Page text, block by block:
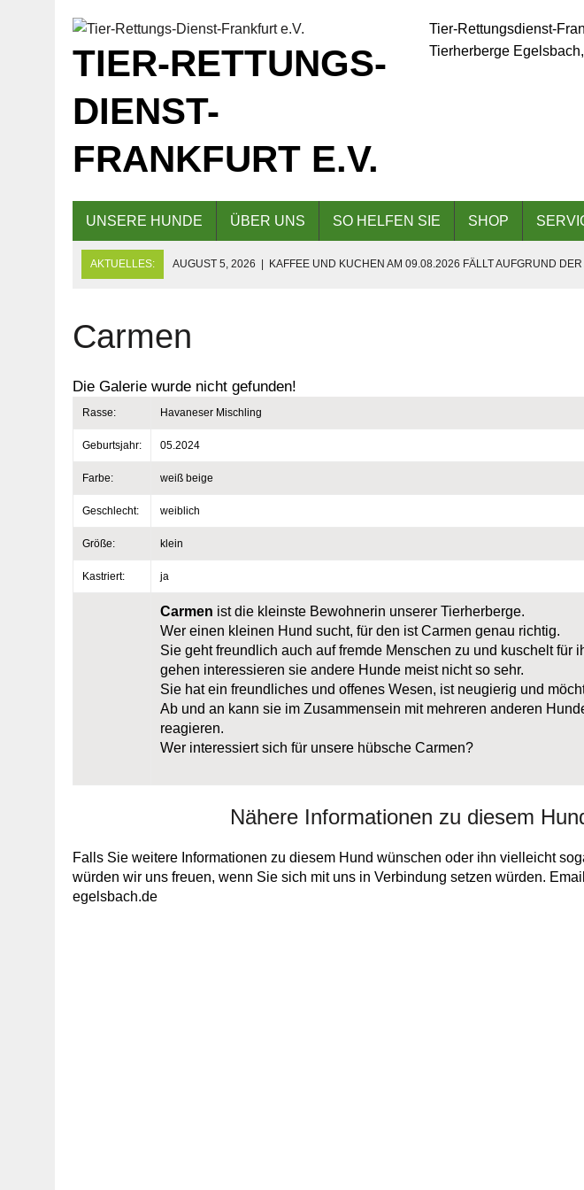
TIER-RETTUNGS-
DIENST-
FRANKFURT E.V.
Tier-Rettungsdienst-
Tierherberge
UNSERE HUNDE ÜBER UNS SO HELFEN SIE SHOP
AKTUELLES: AUGUST 5, 2026 KAFFEE UND KUCHEN AM 09.08.2026 FÄLLT AUFGRUND
JULI 20, 2026 | KAFFEE UND KUCHEN AM 04.10.2026 AN DER TIERHERBERGE EGELSBACH
Carmen
Die Galerie wurde nicht gefunden!
Rasse: Havaneser Mischling
Geburtsjahr: 05.2024
Farbe: weiß beige
Geschlecht: weiblich
Größe: klein
Kastriert: ja
Carmen ist die kleinste Bewohnerin unserer Tierherberge.
Wer einen kleinen Hund sucht, für den ist Carmen genau richtig.
Sie geht freundlich auch auf fremde Menschen zu und kuschelt für
gehen interessieren sie andere Hunde meist nicht so sehr.
Sie hat ein freundliches und offenes Wesen, ist neugierig und
Ab und an kann sie im Zusammensein mit mehreren anderen
reagieren.
Wer interessiert sich für unsere hübsche Carmen?
Nähere Informationen zu diesem
Falls Sie weitere Informationen zu diesem Hund wünschen oder ihn vielleicht
würden wir uns freuen, wenn Sie sich mit uns in Verbindung setzen würden.
egelsbach.de